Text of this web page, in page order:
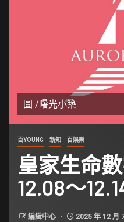
圖 /龧光小築
百YOUNG 新知 百娛樂
皇家生命
12.08～
編緝中心 2025 年 12 月